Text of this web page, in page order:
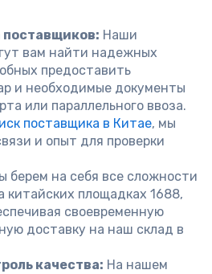
поставщиков: Наши
вам найти надежных
предоставить
и необходимые документы
или параллельного ввоза.
поставщика в Китае, мы
и опыт для проверки
берем на себя все сложности
китайских площадках 1688,
своевременную
доставку на наш склад в
качества: На нашем